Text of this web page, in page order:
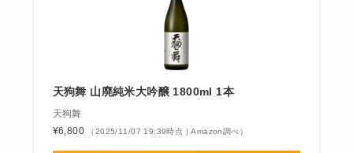
天狗舞 山廃純米大吟醸 1800ml 1本
天狗舞
¥6,800
（2025/11/07 19:39時点 | Amazon調べ）